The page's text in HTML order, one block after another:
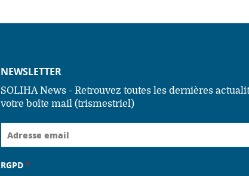
NEWSLETTER
SOLIHA News - Retrouvez toutes les dernières
votre boîte mail (trismestriel)
RGPD *